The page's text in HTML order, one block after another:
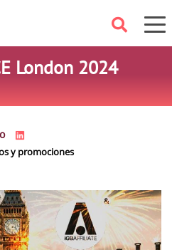
London 2024
y promociones